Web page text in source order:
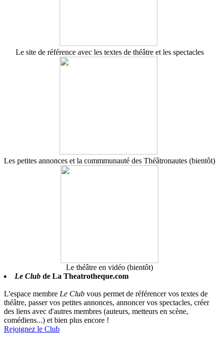
Le site de référence avec les textes de théâtre et les spectacles
Les petites annonces et la commmunauté des Théâtronautes (bientôt)
Le théâtre en vidéo (bientôt)
Le Club de La Theatrotheque.com
L'espace membre Le Club vous permet de référencer vos textes de
théâtre, passer vos petites annonces, annoncer vos spectacles, créer
des liens avec d'autres membres (auteurs, metteurs en scène,
comédiens...) et bien plus encore !
Rejoignez le Club